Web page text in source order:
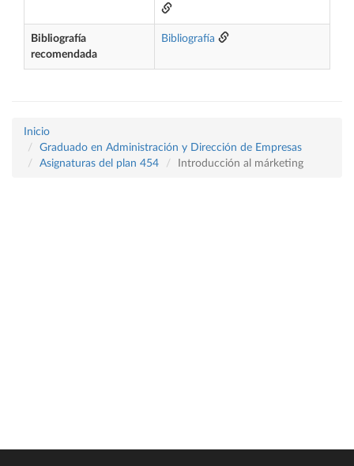
Bibliografía
recomendada
Bibliografía
Inicio
Graduado en Administración y Dirección de Empresas
Asignaturas del plan 454
Introducción al márketing